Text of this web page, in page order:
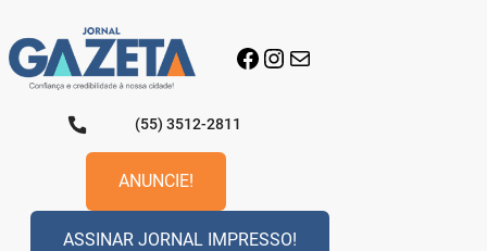
para
o
conteúdo
Facebook
Instagram
E-mail
(55) 3512-2811
ANUNCIE!
ASSINAR JORNAL IMPRESSO!